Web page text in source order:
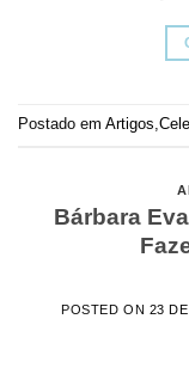
Postado em Artigos,
Bárbara
POSTED ON 23